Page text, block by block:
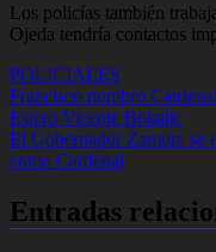
Los policías también
Ojeda tendría contactos
POLICIALES
Navegación
de
entradas
Francisco nombró
Estero Vicente Bokalic
El Gobernador Zamora se
como Cardenal
Entradas